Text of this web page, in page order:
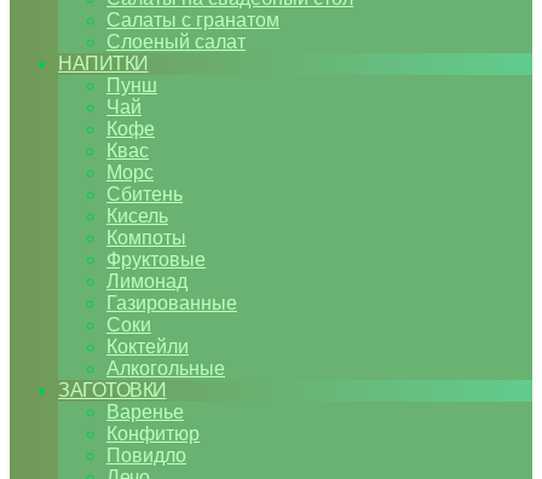
Салаты с гранатом
Слоеный салат
НАПИТКИ
Пунш
Чай
Кофе
Квас
Морс
Сбитень
Кисель
Компоты
Фруктовые
Лимонад
Газированные
Соки
Коктейли
Алкогольные
ЗАГОТОВКИ
Варенье
Конфитюр
Повидло